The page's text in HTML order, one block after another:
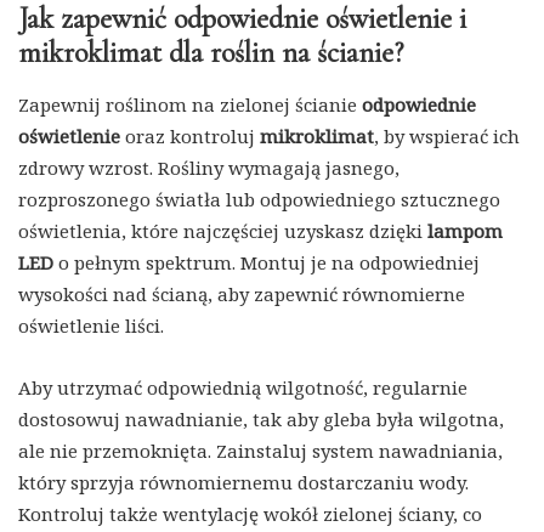
Jak zapewnić odpowiednie oświetlenie i
mikroklimat dla roślin na ścianie?
Zapewnij roślinom na zielonej ścianie odpowiednie
oświetlenie oraz kontroluj mikroklimat, by wspierać ich
zdrowy wzrost. Rośliny wymagają jasnego,
rozproszonego światła lub odpowiedniego sztucznego
oświetlenia, które najczęściej uzyskasz dzięki lampom
LED o pełnym spektrum. Montuj je na odpowiedniej
wysokości nad ścianą, aby zapewnić równomierne
oświetlenie liści.
Aby utrzymać odpowiednią wilgotność, regularnie
dostosowuj nawadnianie, tak aby gleba była wilgotna,
ale nie przemoknięta. Zainstaluj system nawadniania,
który sprzyja równomiernemu dostarczaniu wody.
Kontroluj także wentylację wokół zielonej ściany, co